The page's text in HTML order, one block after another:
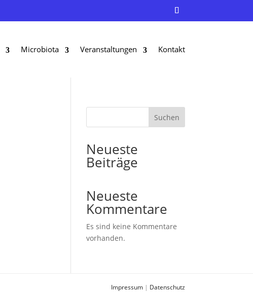
Microbiota Veranstaltungen Kontakt
Suchen
Neueste
Beiträge
Neueste
Kommentare
Es sind keine Kommentare
vorhanden.
Impressum| Datenschutz